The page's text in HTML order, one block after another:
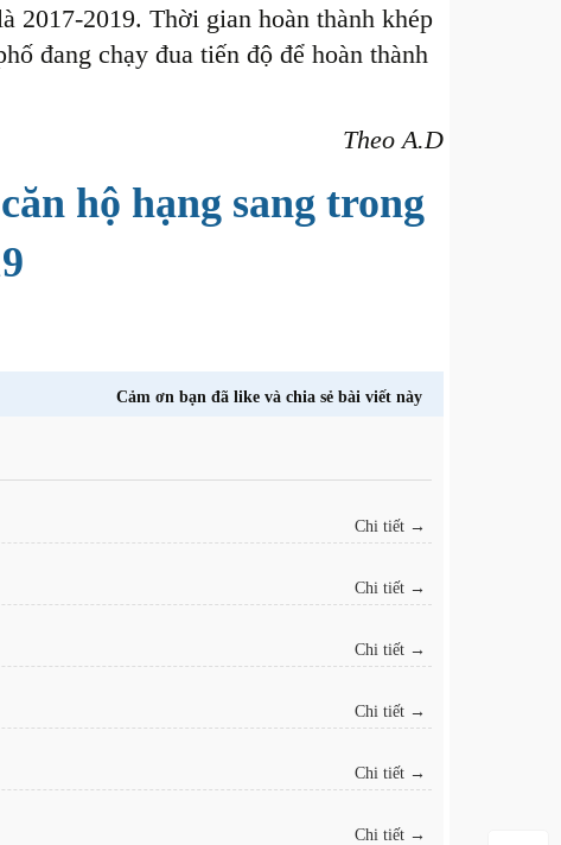
2017-2019. Thời gian hoàn thành khép
đang chạy đua tiến độ để hoàn thành
Theo A.D
hộ hạng sang trong
9
Cảm ơn bạn đã like và chia sẻ bài viết này
Chi tiết →
Chi tiết →
Chi tiết →
Chi tiết →
Chi tiết →
Chi tiết →